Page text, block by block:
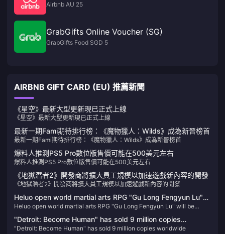
Airbnb AU 25
GrabGifts Online Voucher (SG)
GrabGifts Food SGD 5
AIRBNB GIFT CARD (EU) 推薦新聞
《星空》最新大型更新現已正式上線
《星空》最新大型更新現已正式上線
最新一期Fami期待排行榜：《魔物獵人：Wilds》成為新晉榜首
最新一期Fami期待排行榜：《魔物獵人：Wilds》成為新晉榜首
爆料人推測PS5 Pro數位版售價可能在500美元左右
爆料人推測PS5 Pro數位版售價可能在500美元左右
《地獄潛者2》開發商將擴大員工規模以加速遊戲新內容的開發
《地獄潛者2》開發商將擴大員工規模以加速遊戲新內容的開發
Heluo open world martial arts RPG "Gu Long Fengyun Lu"
will be released on February 1 next year, priced at 108
yuan
Heluo open world martial arts RPG "Gu Long Fengyun Lu" will be
"Detroit: Become Human" has sold 9 million copies
worldwide
"Detroit: Become Human" has sold 9 million copies worldwide